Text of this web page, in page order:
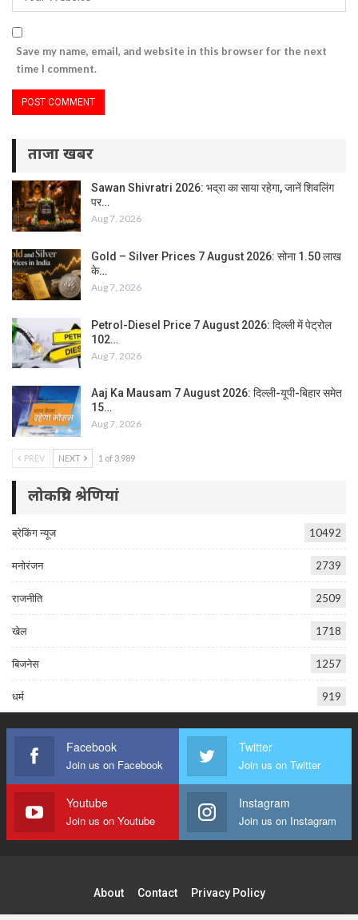
Save my name, email, and website in this browser for the next
time I comment.
ताजा खबर
Sawan Shivratri 2026: भद्रा का साया रहेगा, जानें शिवलिंग
पर…
Aug 7, 2026
Gold – Silver Prices 7 August 2026: सोना 1.50 लाख
के…
Aug 7, 2026
Petrol-Diesel Price 7 August 2026: दिल्ली में पेट्रोल
102…
Aug 7, 2026
Aaj Ka Mausam 7 August 2026: दिल्ली-यूपी-बिहार समेत
15…
Aug 7, 2026
PREV NEXT 1 of 3,989
लोकप्रिय श्रेणियां
ब्रेकिंग न्यूज 10492
मनोरंजन 2739
राजनीति 2509
खेल 1718
बिजनेस 1257
धर्म 919
Facebook
Join us on Facebook
Twitter
Join us on Twitter
Youtube
Join us on Youtube
Instagram
Join us on Instagram
About Contact Privacy Policy